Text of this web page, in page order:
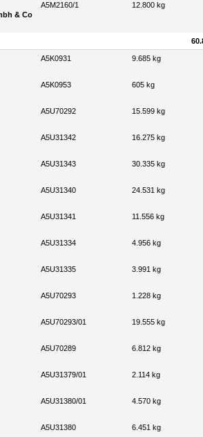
& Co
A5M2160/1 12.800 kg
A5K0931 9.685 kg
A5K0953 605 kg
A5U70292 15.599 kg
A5U31342 16.275 kg
A5U31343 30.335 kg
A5U31340 24.531 kg
A5U31341 11.556 kg
A5U31334 4.956 kg
A5U31335 3.991 kg
A5U70293 1.228 kg
A5U70293/01 19.555 kg
A5U70289 6.812 kg
A5U31379/01 2.114 kg
A5U31380/01 4.570 kg
A5U31380 6.451 kg